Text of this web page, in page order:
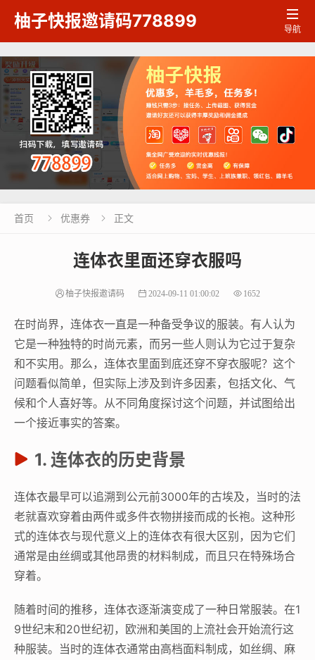
柚子快报邀请码778899 
导航
首页  优惠券  正文
连体衣里面还穿衣服吗
柚子快报邀请码 2024-09-11 01:00:02 1652
在时尚界，连体衣一直是一种备受争议的服装。有人认为
它是一种独特的时尚元素，而另一些人则认为它过于复杂
和不实用。那么，连体衣里面到底还穿不穿衣服呢？这个
问题看似简单，但实际上涉及到许多因素，包括文化、气
候和个人喜好等。从不同角度探讨这个问题，并试图给出
一个接近事实的答案。
1. 连体衣的历史背景
连体衣最早可以追溯到公元前3000年的古埃及，当时的法
老就喜欢穿着由两件或多件衣物拼接而成的长袍。这种形
式的连体衣与现代意义上的连体衣有很大区别，因为它们
通常是由丝绸或其他昂贵的材料制成，而且只在特殊场合
穿着。
随着时间的推移，连体衣逐渐演变成了一种日常服装。在1
9世纪末和20世纪初，欧洲和美国的上流社会开始流行这
种服装。当时的连体衣通常由高档面料制成，如丝绸、麻